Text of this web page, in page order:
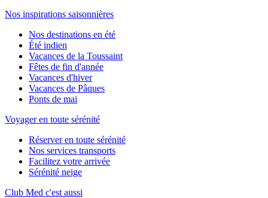
Nos inspirations saisonnières
Nos destinations en été
Été indien
Vacances de la Toussaint
Fêtes de fin d'année
Vacances d'hiver
Vacances de Pâques
Ponts de mai
Voyager en toute sérénité
Réserver en toute sérénité
Nos services transports
Facilitez votre arrivée
Sérénité neige
Club Med c'est aussi